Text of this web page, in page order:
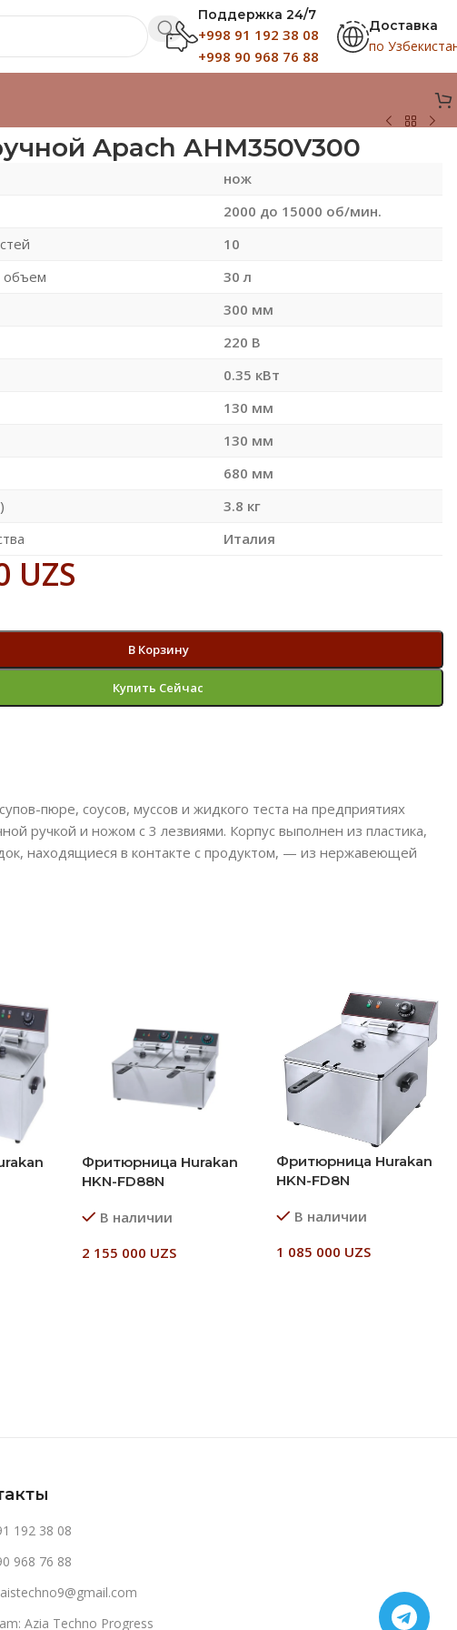
Поддержка 24/7
+998 91 192 38 08
+998 90 968 76 88
Доставка
по
Apach AHM350V300
нож
2000 до 15000 об/мин.
10
30 л
300 мм
220 В
0.35 кВт
130 мм
130 мм
680 мм
3.8 кг
Италия
UZS
В Корзину
Купить Сейчас
пюре, соусов, муссов и жидкого теста на предприятиях
ручкой и ножом с 3 лезвиями. Корпус выполнен из пластика,
находящиеся в контакте с продуктом, — из нержавеющей
Фритюрница Hurakan
HKN-FD88N
В наличии
2 155 000 UZS
Фритюрница Hurakan
HKN-FD8N
В наличии
1 085 000 UZS
192 38 08
968 76 88
Azia Techno Progress